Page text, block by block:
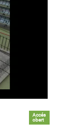
Accés
obert